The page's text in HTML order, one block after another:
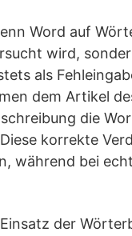
Word auf
wird,
als
dem Artikel
die
korrekte
während bei
der